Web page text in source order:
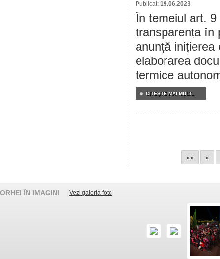
Publicat: 19.06.2023
În temeiul art.
transparența în
anunță inițierea
elaborarea
termice
CITEŞTE MAI MULT...
«« «
ORHEI ÎN IMAGINI Vezi galeria foto